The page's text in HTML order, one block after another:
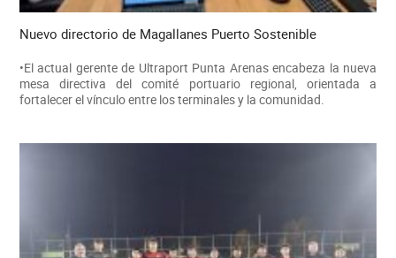
Nuevo directorio de Magallanes Puerto Sostenible
•El actual gerente de Ultraport Punta Arenas encabeza la nueva
mesa directiva del comité portuario regional, orientada a
fortalecer el vínculo entre los terminales y la comunidad.